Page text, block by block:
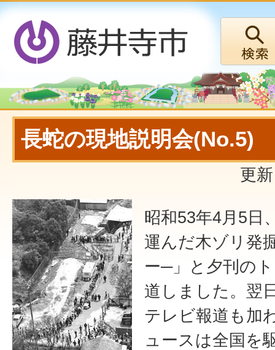
長蛇の現地説明会(No.5)
更
昭和53年4月5日
運んだ木ゾリ発
ー─」と夕刊の
道しました。翌
テレビ報道も加
ュースは全国を